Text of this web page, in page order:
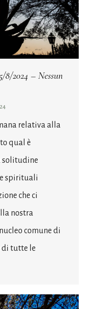
8/2024 – Nessun
relativa alla
qual è
solitudine
spirituali
che ci
nostra
comune di
tutte le